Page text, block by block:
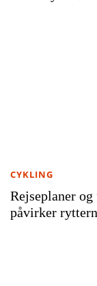
Rejseplaner
påvirker
CYKLING